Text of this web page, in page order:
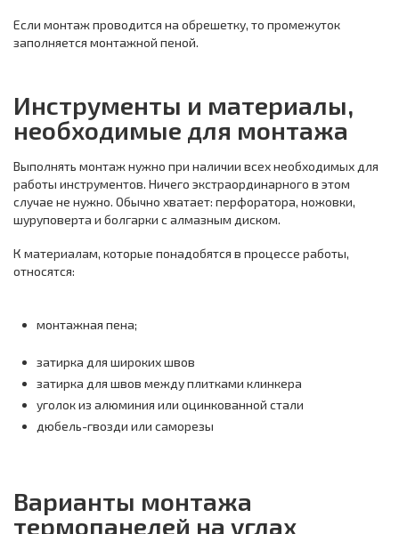
Если монтаж проводится на обрешетку, то промежуток
заполняется монтажной пеной.
Инструменты и материалы,
необходимые для монтажа
Выполнять монтаж нужно при наличии всех необходимых для
работы инструментов. Ничего экстраординарного в этом
случае не нужно. Обычно хватает: перфоратора, ножовки,
шуруповерта и болгарки с алмазным диском.
К материалам, которые понадобятся в процессе работы,
относятся:
монтажная пена;
затирка для широких швов
затирка для швов между плитками клинкера
уголок из алюминия или оцинкованной стали
дюбель-гвозди или саморезы
Варианты монтажа
термопанелей на углах